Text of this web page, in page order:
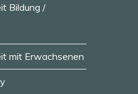
Bildung /
mit Erwachsenen